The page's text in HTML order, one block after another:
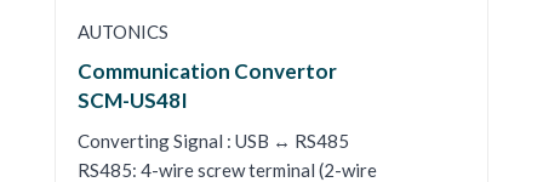
AUTONICS
Communication Convertor
SCM-US48I
Converting Signal : USB ↔ RS485
RS485: 4-wire screw terminal (2-wire